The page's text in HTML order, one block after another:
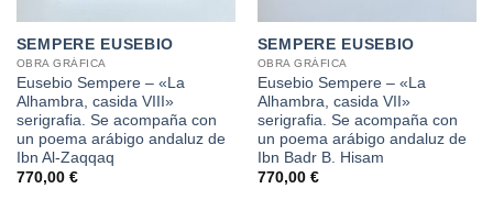
SEMPERE EUSEBIO
OBRA GRÁFICA
Eusebio Sempere – «La
Alhambra, casida VIII»
serigrafia. Se acompaña con
un poema arábigo andaluz de
Ibn Al-Zaqqaq
770,00 €
SEMPERE EUSEBIO
OBRA GRÁFICA
Eusebio Sempere – «La
Alhambra, casida VII»
serigrafia. Se acompaña con
un poema arábigo andaluz de
Ibn Badr B. Hisam
770,00 €